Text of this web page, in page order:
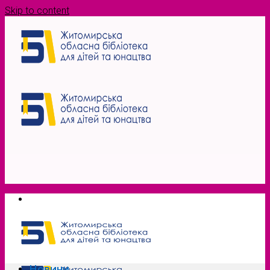
Skip to content